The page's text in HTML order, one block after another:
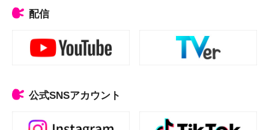
配信
公式SNSアカウント